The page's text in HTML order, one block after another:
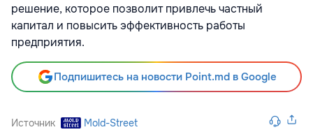
решение, которое позволит привлечь частный
капитал и повысить эффективность работы
предприятия.
Подпишитесь на новости Point.md в Google
Источник Mold-Street